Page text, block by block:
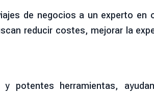
de negocios a un experto en
reducir costes, mejorar la
y potentes herramientas,